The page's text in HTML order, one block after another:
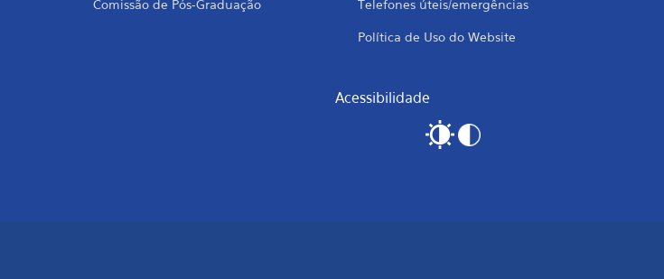
Comissão de Pós-Graduação Telefones úteis/emergências
Política de Uso do Website
Acessibilidade